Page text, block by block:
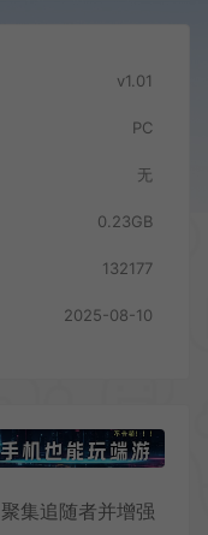
v1.01
PC
无
0.23GB
132177
2025-08-10
集追随者并增强